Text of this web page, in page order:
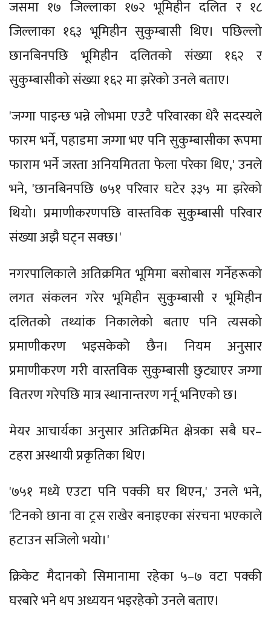
जसमा १७ जिल्लाका १७२ भूमिहीन दलित र १८
जिल्लाका १६३ भूमिहीन सुकुम्बासी थिए। पछिल्लो
छानबिनपछि भूमिहीन दलितको संख्या १६२ र
सुकुम्बासीको संख्या १६२ मा झरेको उनले बताए।
'जग्गा पाइन्छ भन्ने लोभमा एउटै परिवारका धेरै सदस्यले
फारम भर्ने, पहाडमा जग्गा भए पनि सुकुम्बासीका रूपमा
फाराम भर्ने जस्ता अनियमितता फेला परेका थिए,' उनले
भने, 'छानबिनपछि ७५१ परिवार घटेर ३३५ मा झरेको
थियो। प्रमाणीकरणपछि वास्तविक सुकुम्बासी परिवार
संख्या अझै घट्न सक्छ।'
नगरपालिकाले अतिक्रमित भूमिमा बसोबास गर्नेहरूको
लगत संकलन गरेर भूमिहीन सुकुम्बासी र भूमिहीन
दलितको तथ्यांक निकालेको बताए पनि त्यसको
प्रमाणीकरण भइसकेको छैन। नियम अनुसार
प्रमाणीकरण गरी वास्तविक सुकुम्बासी छुट्याएर जग्गा
वितरण गरेपछि मात्र स्थानान्तरण गर्नू भनिएको छ।
मेयर आचार्यका अनुसार अतिक्रमित क्षेत्रका सबै घर–
टहरा अस्थायी प्रकृतिका थिए।
'७५१ मध्ये एउटा पनि पक्की घर थिएन,' उनले भने,
'टिनको छाना वा ट्रस राखेर बनाइएका संरचना भएकाले
हटाउन सजिलो भयो।'
क्रिकेट मैदानको सिमानामा रहेका ५–७ वटा पक्की
घरबारे भने थप अध्ययन भइरहेको उनले बताए।